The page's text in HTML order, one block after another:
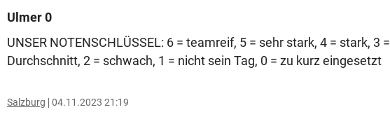
Ulmer 0
UNSER NOTENSCHLÜSSEL: 6 = teamreif, 5 = sehr stark, 4 = stark, 3 =
Durchschnitt, 2 = schwach, 1 = nicht sein Tag, 0 = zu kurz eingesetzt
Salzburg 04.11.2023 21:19